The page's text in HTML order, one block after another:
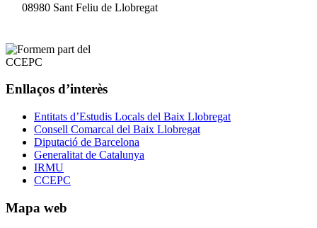
08980 Sant Feliu de Llobregat
Enllaços d’interès
Entitats d’Estudis Locals del Baix Llobregat
Consell Comarcal del Baix Llobregat
Diputació de Barcelona
Generalitat de Catalunya
IRMU
CCEPC
Mapa web